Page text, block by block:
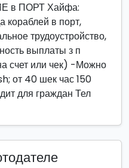
в ПОРТ Хайфа:
кораблей в порт,
трудоустройство,
выплаты з п
счет или чек) -Можно
от 40 шек час 150
для граждан Тел